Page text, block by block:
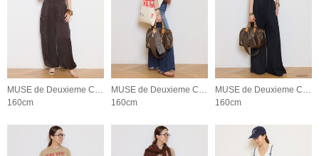
MUSE de Deuxieme Classe
160cm
MUSE de Deuxieme Classe
160cm
MUSE de Deuxieme Classe
160cm